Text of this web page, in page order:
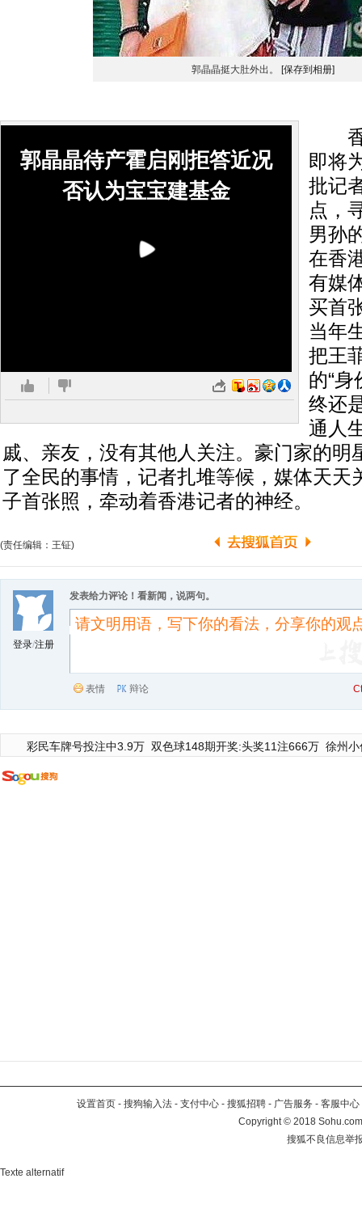
郭晶晶挺大肚外出。 [保存到相册]
郭晶晶待产霍启刚拒答近况
否认为宝宝建基金
香
即将
批记
点，
男孙
在香
有媒
买首
当年
把王
的“身
终还
通人
戚、亲友，没有其他人关注。豪门家的明
了全民的事情，记者扎堆等候，媒体天天
子首张照，牵动着香港记者的神经。
(责任编辑：王钲)
登录/注册
发表给力评论！看新闻，说两句。
表情 辩论
彩民车牌号投注中3.9万 双色球148期开奖:头奖11注666万 徐州
设置首页 - 搜狗输入法 - 支付中心 - 搜狐招聘 - 广告服务 - 客服中心
Copyright©2018
搜狐不良信息举
Texte alternatif